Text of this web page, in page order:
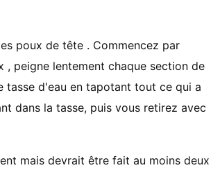
poux de tête . Commencez par
, peigne lentement chaque section de
tasse d'eau en tapotant tout ce qui a
dans la tasse, puis vous retirez avec
mais devrait être fait au moins deux